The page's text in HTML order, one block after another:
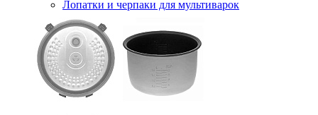
Лопатки и черпаки для мультиварок